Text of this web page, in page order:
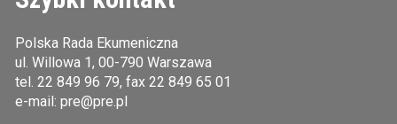
Polska Rada Ekumeniczna
ul. Willowa 1, 00-790 Warszawa
tel. 22 849 96 79, fax 22 849 65 01
e-mail: pre@pre.pl